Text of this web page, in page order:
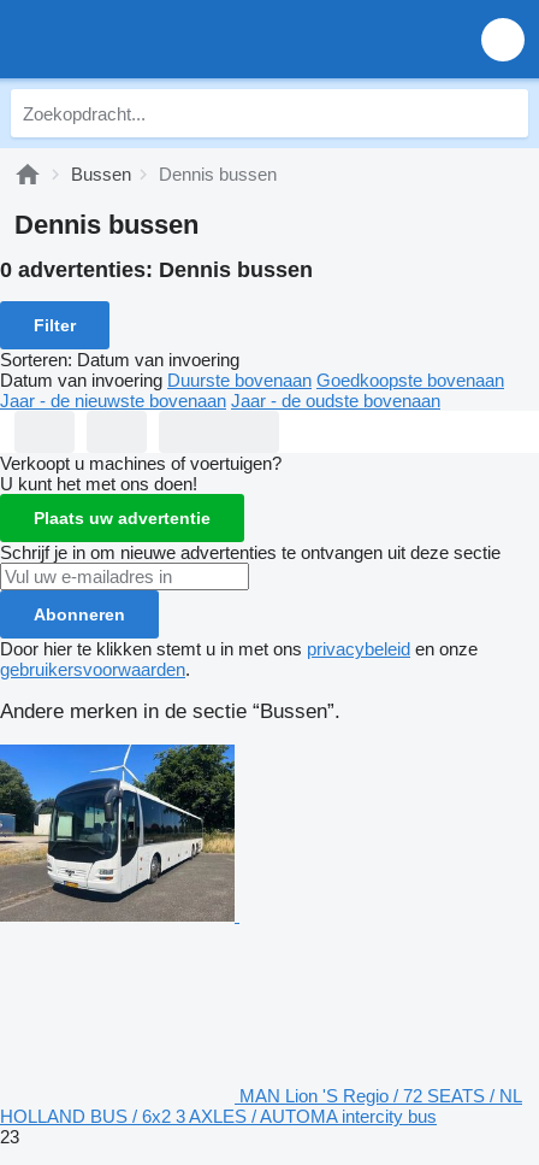
Bussen Dennis bussen
Dennis bussen
0 advertenties: Dennis bussen
Filter
Sorteren: Datum van invoering
Datum van invoering Duurste bovenaan Goedkoopste bovenaan
Jaar - de nieuwste bovenaan Jaar - de oudste bovenaan
Verkoopt u machines of voertuigen?
U kunt het met ons doen!
Plaats uw advertentie
Schrijf je in om nieuwe advertenties te ontvangen uit deze sectie
Abonneren
Door hier te klikken stemt u in met ons privacybeleid en onze
gebruikersvoorwaarden.
Andere merken in de sectie “Bussen”.
MAN Lion 'S Regio / 72 SEATS / NL
HOLLAND BUS / 6x2 3 AXLES / AUTOMA intercity bus
23